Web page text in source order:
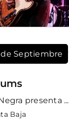
de Septiembre
presenta ...
Baja